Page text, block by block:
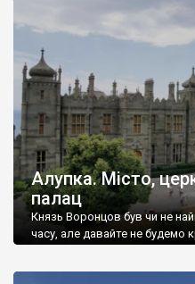
Алупка. Місто,
палац
Князь Воронцов був чи не
часу, але давайте не будемо